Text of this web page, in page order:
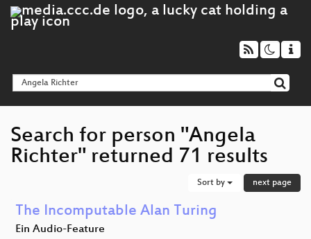
Search for person "Angela
Richter" returned 71 results
Sort by next page
The Incomputable Alan Turing
Ein Audio-Feature